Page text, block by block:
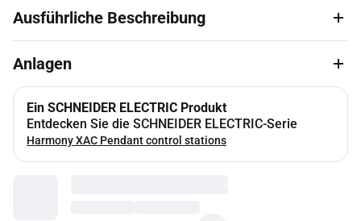
Ausführliche Beschreibung
Anlagen
Ein SCHNEIDER ELECTRIC Produkt
Entdecken Sie die SCHNEIDER ELECTRIC-Serie
Harmony XAC Pendant control stations